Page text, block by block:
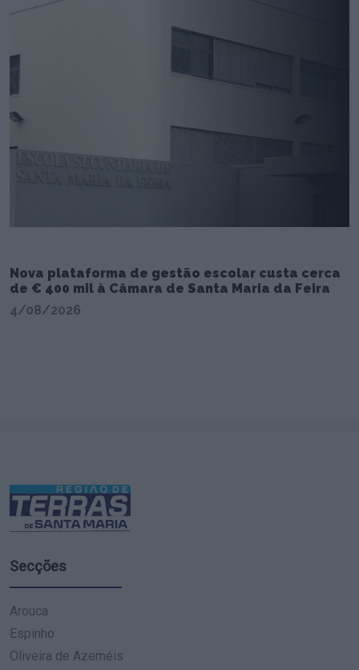
Nova plataforma de gestão escolar custa cerca
de € 400 mil à Câmara de Santa Maria da Feira
4/08/2026
Secções
Arouca
Espinho
Oliveira de Azeméis